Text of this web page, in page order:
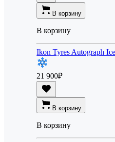
В корзину
В корзину
Ikon Tyres Autograph
21 900₽
В корзину
В корзину